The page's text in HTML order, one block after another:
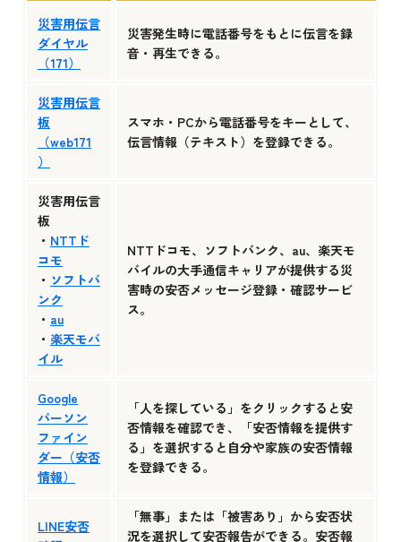
災害用伝言
ダイヤル
（171）
災害発生時に電話番号をもとに伝言を録
音・再生できる。
災害用伝言
板
（web171
）
スマホ・PCから電話番号をキーとして、
伝言情報（テキスト）を登録できる。
災害用伝言
板
・ NTTド
コモ
・ ソフトバ
ンク
・ au
・ 楽天モバ
イル
NTTドコモ、ソフトバンク、au、楽天モ
バイルの大手通信キャリアが提供する災
害時の安否メッセージ登録・確認サービ
ス。
Google
パーソン
ファイン
ダー（安否
情報）
「人を探している」をクリックすると安
否情報を確認でき、「安否情報を提供す
る」を選択すると自分や家族の安否情報
を登録できる。
LINE安否
「無事」または「被害あり」から安否状
況を選択して安否報告ができる。安否報